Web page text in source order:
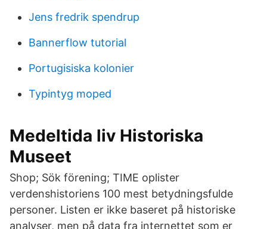
Jens fredrik spendrup
Bannerflow tutorial
Portugisiska kolonier
Typintyg moped
Medeltida liv Historiska
Museet
Shop; Sök förening; TIME oplister
verdenshistoriens 100 mest betydningsfulde
personer. Listen er ikke baseret på historiske
analyser, men på data fra internettet som er